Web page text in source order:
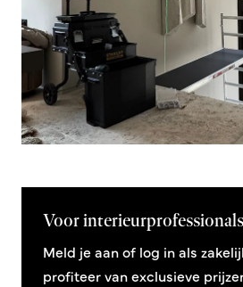
Voor interieurprofessionals
Meld je aan of log in als
profiteer van exclusieve